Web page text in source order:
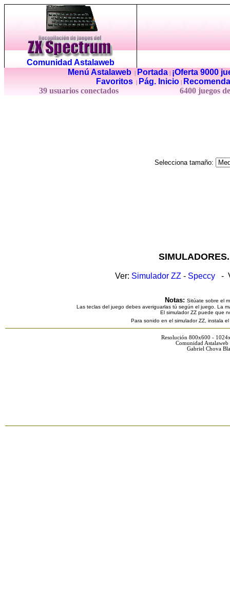
Comunidad Astalaweb
Menú Astalaweb| Portada|
¡Oferta 9000
Favoritos
Pág. Inicio
39 usuarios conectados
6400 juegos
Selecciona tamaño:
Ver: Simulador ZZ - Speccy -
Notas: Sitúate sobre el
Las teclas del juego debes averiguarlas tú según el juego. La
El simulador ZZ puede que
Para sonido en el simulador ZZ, instala
Resolución 800x600 -
Comunidad
Gabriel Chova